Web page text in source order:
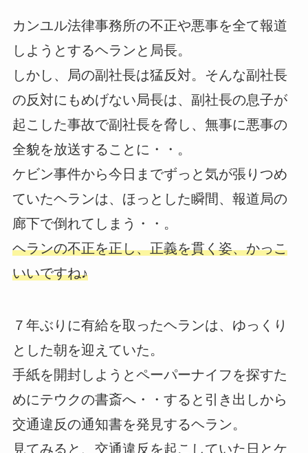
カンユル法律事務所の不正や悪事を全て報道
しようとするヘランと局長。
しかし、局の副社長は猛反対。そんな副社長
の反対にもめげない局長は、副社長の息子が
起こした事故で副社長を脅し、無事に悪事の
全貌を放送することに・・。
ケビン事件から今日までずっと気が張りつめ
ていたヘランは、ほっとした瞬間、報道局の
廊下で倒れてしまう・・。
ヘランの不正を正し、正義を貫く姿、かっこ
いいですね♪
７年ぶりに有給を取ったヘランは、ゆっくり
とした朝を迎えていた。
手紙を開封しようとペーパーナイフを探すた
めにテウクの書斎へ・・すると引き出しから
交通違反の通知書を発見するヘラン。
見てみると、交通違反を起こしていた日とケ